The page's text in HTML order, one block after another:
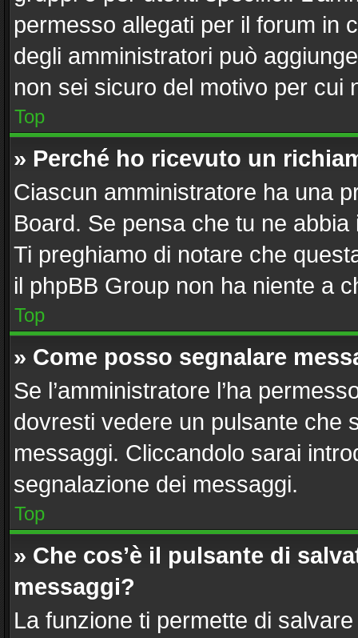
permesso allegati per il forum in
degli amministratori può
non sei sicuro del motivo per cui
Top
» Perché ho ricevuto un
Ciascun amministratore ha una
Board. Se pensa che tu ne
Ti preghiamo di notare che
il phpBB Group non ha niente a
Top
» Come posso segnalare
Se l’amministratore l’ha
dovresti vedere un pulsante che
messaggi. Cliccandolo sarai
segnalazione dei messaggi.
Top
» Che cos’è il pulsante di
messaggi?
La funzione ti permette di